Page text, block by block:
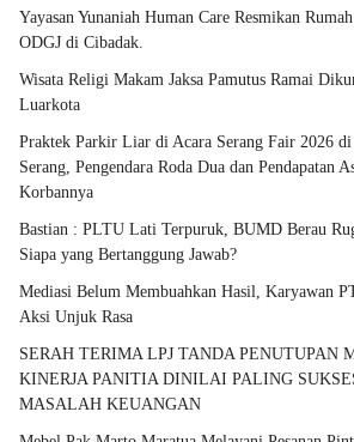
Yayasan Yunaniah Human Care Resmikan
ODGJ di Cibadak.
Wisata Religi Makam Jaksa Pamutus Ramai
Luarkota
Praktek Parkir Liar di Acara Serang Fair 2026
Serang, Pengendara Roda Dua dan Pendapatan
Korbannya
Bastian : PLTU Lati Terpuruk, BUMD Berau
Siapa yang Bertanggung Jawab?
Mediasi Belum Membuahkan Hasil, Karyawan
Aksi Unjuk Rasa
SERAH TERIMA LPJ TANDA PENUTUPAN
KINERJA PANITIA DINILAI PALING
MASALAH KEUANGAN